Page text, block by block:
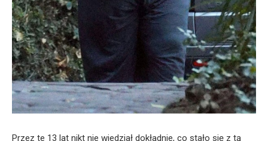
Przez te 13 lat nikt nie wiedział dokładnie, co stało się z tą